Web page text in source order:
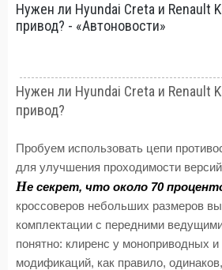
Нужен ли Hyundai Creta и Renault
привод? - «Автоновости»
Нужен ли Hyundai Creta и Renault
привод?
Пробуем использовать цепи
для улучшения проходимости
Не секрет, что около 70
кроссоверов небольших размеров
комплектации с передними
понятно: клиренс у моноприводных
модификаций, как правило,